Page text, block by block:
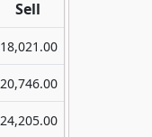
Sell
18,021.00
20,746.00
24,205.00